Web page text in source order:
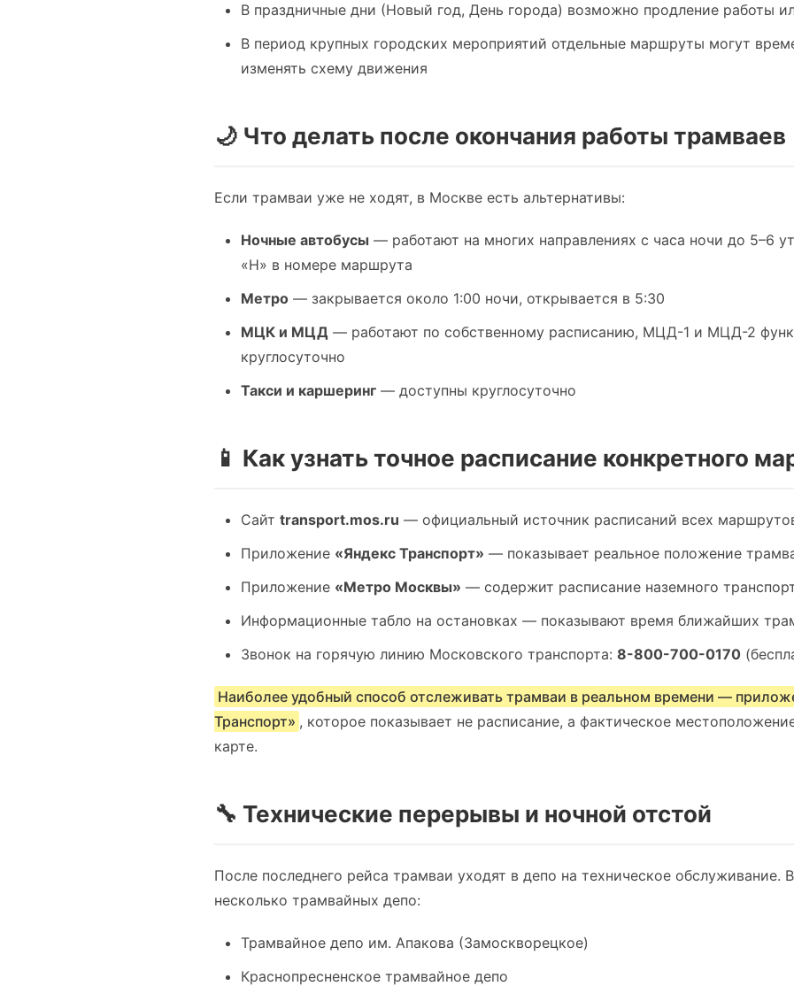
В праздничные дни (Новый год, День города) возможно продление работы
В период крупных городских мероприятий отдельные маршруты могут
изменять схему движения
🌙 Что делать после окончания работы трамваев
Если трамваи уже не ходят, в Москве есть альтернативы:
Ночные автобусы — работают на многих направлениях с часа ночи до 5–6
«Н» в номере маршрута
Метро — закрывается около 1:00 ночи, открывается в 5:30
МЦК и МЦД — работают по собственному расписанию, МЦД-1 и МЦД-2
круглосуточно
Такси и каршеринг — доступны круглосуточно
📱 Как узнать точное расписание конкретного
Сайт transport.mos.ru — официальный источник расписаний всех
Приложение «Яндекс Транспорт» — показывает реальное положение
Приложение «Метро Москвы» — содержит расписание наземного
Информационные табло на остановках — показывают время ближайших
Звонок на горячую линию Московского транспорта: 8-800-700-0170
Наиболее удобный способ отслеживать трамваи в реальном времени —
Транспорт» , которое показывает не расписание, а фактическое
карте.
🔧 Технические перерывы и ночной отстой
После последнего рейса трамваи уходят в депо на техническое обслуживание.
несколько трамвайных депо:
Трамвайное депо им. Апакова (Замоскворецкое)
Краснопресненское трамвайное депо